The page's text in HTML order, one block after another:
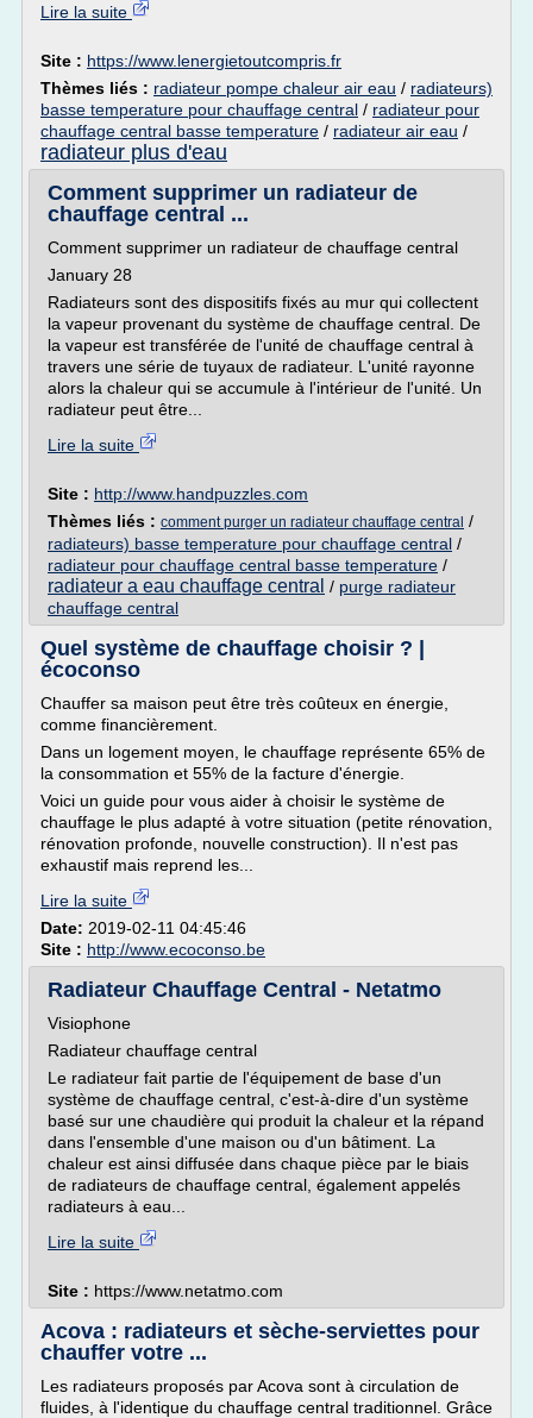
Lire la suite
Site : https://www.lenergietoutcompris.fr
Thèmes liés : radiateur pompe chaleur air eau / radiateurs)
basse temperature pour chauffage central / radiateur pour
chauffage central basse temperature / radiateur air eau /
radiateur plus d'eau
Comment supprimer un radiateur de
chauffage central ...
Comment supprimer un radiateur de chauffage central
January 28
Radiateurs sont des dispositifs fixés au mur qui collectent
la vapeur provenant du système de chauffage central. De
la vapeur est transférée de l'unité de chauffage central à
travers une série de tuyaux de radiateur. L'unité rayonne
alors la chaleur qui se accumule à l'intérieur de l'unité. Un
radiateur peut être...
Lire la suite
Site : http://www.handpuzzles.com
Thèmes liés : comment purger un radiateur chauffage central /
radiateurs) basse temperature pour chauffage central /
radiateur pour chauffage central basse temperature /
radiateur a eau chauffage central / purge radiateur
chauffage central
Quel système de chauffage choisir ? |
écoconso
Chauffer sa maison peut être très coûteux en énergie,
comme financièrement.
Dans un logement moyen, le chauffage représente 65% de
la consommation et 55% de la facture d'énergie.
Voici un guide pour vous aider à choisir le système de
chauffage le plus adapté à votre situation (petite rénovation,
rénovation profonde, nouvelle construction). Il n'est pas
exhaustif mais reprend les...
Lire la suite
Date: 2019-02-11 04:45:46
Site : http://www.ecoconso.be
Radiateur Chauffage Central - Netatmo
Visiophone
Radiateur chauffage central
Le radiateur fait partie de l'équipement de base d'un
système de chauffage central, c'est-à-dire d'un système
basé sur une chaudière qui produit la chaleur et la répand
dans l'ensemble d'une maison ou d'un bâtiment. La
chaleur est ainsi diffusée dans chaque pièce par le biais
de radiateurs de chauffage central, également appelés
radiateurs à eau...
Lire la suite
Site : https://www.netatmo.com
Acova : radiateurs et sèche-serviettes pour
chauffer votre ...
Les radiateurs proposés par Acova sont à circulation de
fluides, à l'identique du chauffage central traditionnel. Grâce